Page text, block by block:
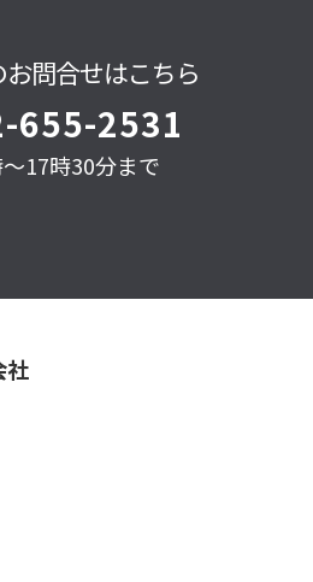
問合せはこちら
655-2531
17時30分まで
社